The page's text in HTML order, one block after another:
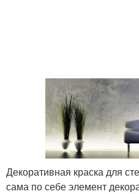
Декоративная краска для
сама по себе элемент